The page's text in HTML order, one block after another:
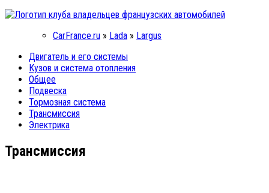
CarFrance.ru » Lada » Largus
Двигатель и его системы
Кузов и система отопления
Общее
Подвеска
Тормозная система
Трансмиссия
Электрика
Трансмиссия